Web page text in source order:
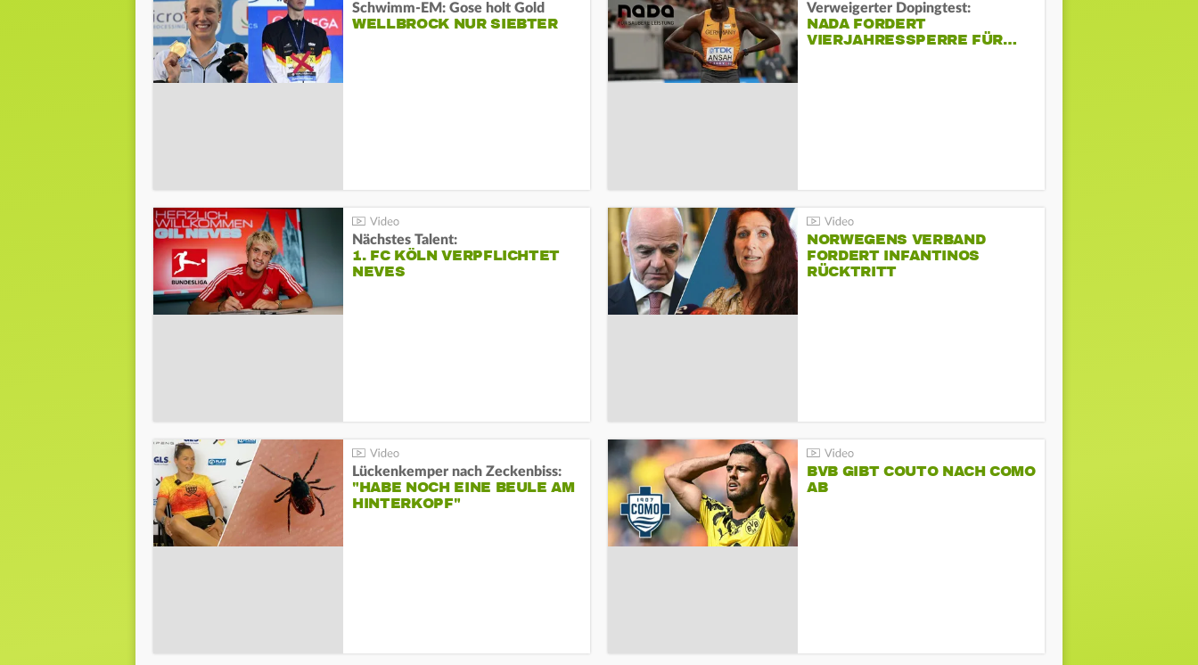
Schwimm-EM: Gose holt Gold
WELLBROCK NUR SIEBTER
Verweigerter Dopingtest:
NADA FORDERT
VIERJAHRESSPERRE FÜR…
Nächstes Talent:
1. FC KÖLN VERPFLICHTET
NEVES
NORWEGENS VERBAND
FORDERT INFANTINOS
RÜCKTRITT
Lückenkemper nach Zeckenbiss:
"HABE NOCH EINE BEULE AM
HINTERKOPF"
BVB GIBT COUTO NACH COMO
AB